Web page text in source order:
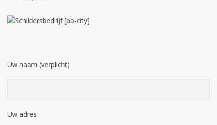
Uw naam (verplicht)
Uw adres